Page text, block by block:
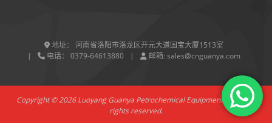
地址：
河南省洛阳市洛龙区开元大道国宝大厦1513室
电话：
0379-64613880 邮箱: sales@cnguanya.com
Copyright © 2026 Luoyang Guanya Petrochemical Equipment Co.Ltd All
rights reserved.